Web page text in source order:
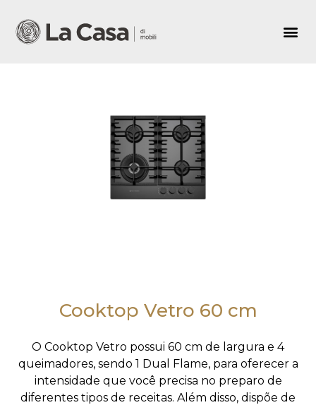
Cooktop Vetro 60 cm
O Cooktop Vetro possui 60 cm de largura e 4
queimadores, sendo 1 Dual Flame, para oferecer a
intensidade que você precisa no preparo de
diferentes tipos de receitas. Além disso, dispõe de